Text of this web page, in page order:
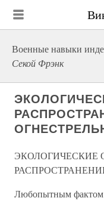
Военные навыки
Секой Фрэнк
ЭКОЛОГИЧЕСКИЕ
Любопытным фактом